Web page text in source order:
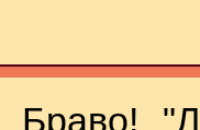
Браво!